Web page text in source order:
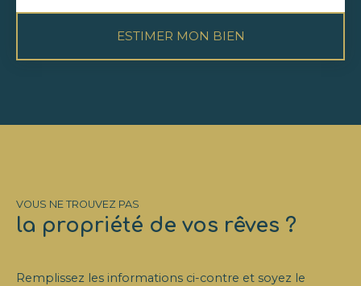
ESTIMER MON BIEN
VOUS NE TROUVEZ PAS
la propriété de vos rêves ?
Remplissez les informations ci-contre et soyez le